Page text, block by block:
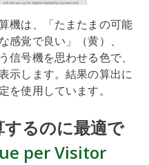
機は、「たまたまの可能
感覚で良い」（黄）、
信号機を思わせる色で、
示します。結果の算出に
を使用しています。
るのに最適で
per Visitor